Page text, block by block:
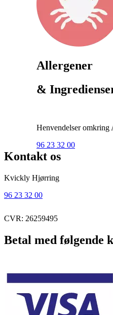
Allergener
&
Henvendelser omkring
96 23 32 00
Kontakt os
Kvickly Hjørring
96 23 32 00
CVR: 26259495
Betal med følgende